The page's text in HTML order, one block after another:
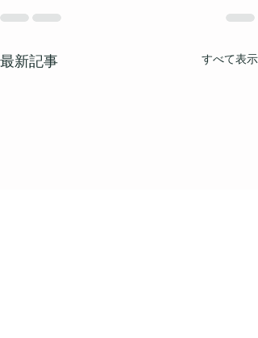
最新記事 すべて表示